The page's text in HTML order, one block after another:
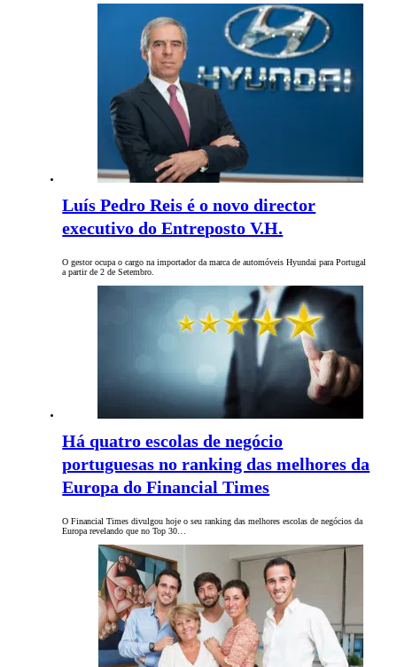
Luís Pedro Reis é o novo director
executivo do Entreposto V.H.
O gestor ocupa o cargo na importador da marca de automóveis Hyundai para Portugal
a partir de 2 de Setembro.
Há quatro escolas de negócio
portuguesas no ranking das melhores da
Europa do Financial Times
O Financial Times divulgou hoje o seu ranking das melhores escolas de negócios da
Europa revelando que no Top 30…